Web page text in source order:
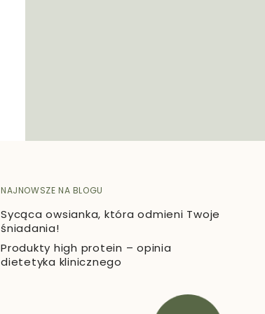
NAJNOWSZE NA BLOGU
Sycąca owsianka, która odmieni Twoje
śniadania!
Produkty high protein – opinia
dietetyka klinicznego